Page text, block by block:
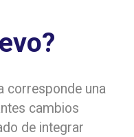
corresponde una
cambios
de integrar